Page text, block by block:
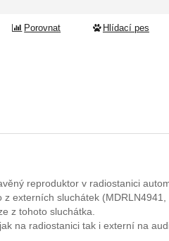
Porovnat Hlídací pes
reproduktor v radiostanici
externích sluchátek (MDRLN4941,
z tohoto sluchátka.
na radiostanici tak i externí na